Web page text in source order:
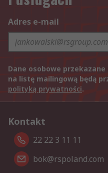
Adres e-mail
Dane osobowe
na listę mailingową będą
polityką prywatności.
Kontakt
22 22 3 11 11
bok@rspoland.com